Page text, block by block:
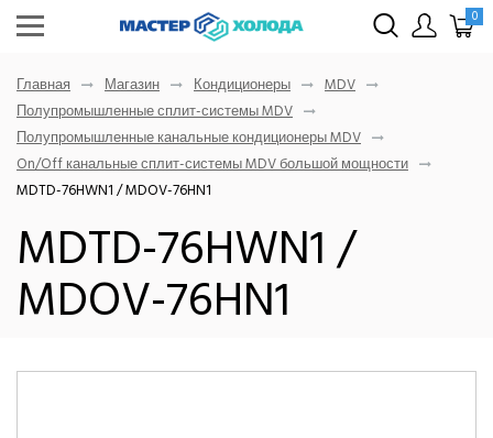
0
Главная Магазин Кондиционеры
MDV
Полупромышленные сплит-системы MDV
Полупромышленные канальные кондиционеры MDV
On/Off канальные сплит-системы MDV большой мощности
MDTD-76HWN1 / MDOV-76HN1
MDTD-76HWN1 /
MDOV-76HN1